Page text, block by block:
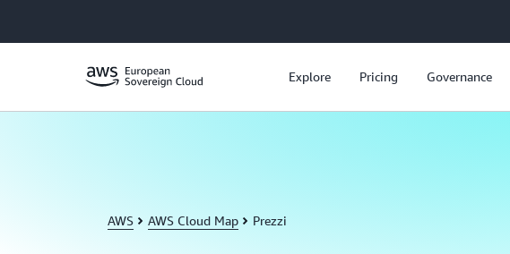
Explore Pricing Governance
AWS AWS Cloud Map Prezzi